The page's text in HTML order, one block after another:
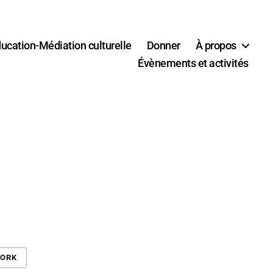
Médiation culturelle Donner
À propos
Évènements et activités